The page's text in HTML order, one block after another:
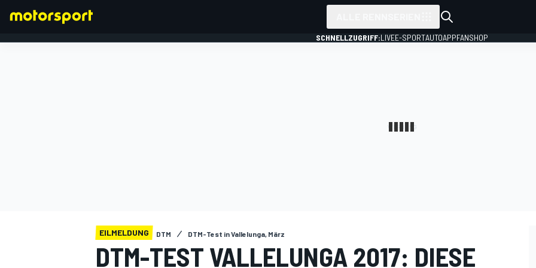
SCHNELLZUGRIFF:LIVEE-SPORTAUTOAPPFANSHOP
EILMELDUNG DTM DTM-Test in Vallelunga, März
DTM-TEST VALLELUNGA 2017: DIESE